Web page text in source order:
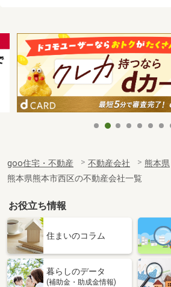
goo住宅・不動産 不動産会社 熊本県
熊本県熊本市西区の不動産会社一覧
お役立ち情報
住まいのコラム
暮らしのデータ
(補助金・助成金情報)